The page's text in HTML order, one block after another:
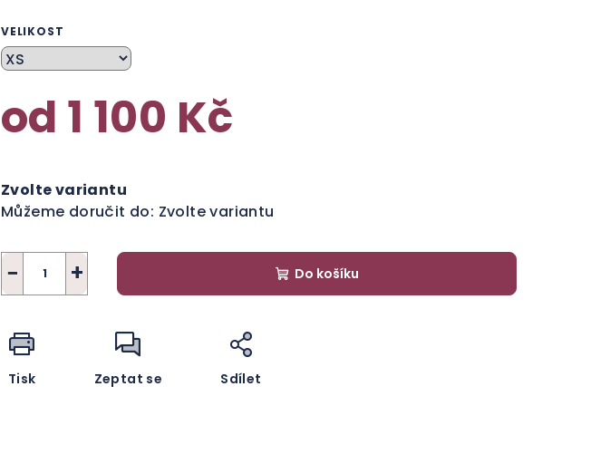
VELIKOST
od 1 100 Kč
cena:
Zvolte variantu
Můžeme doručit do: Zvolte variantu
+
− Do košíku
Tisk Zeptat se Sdílet